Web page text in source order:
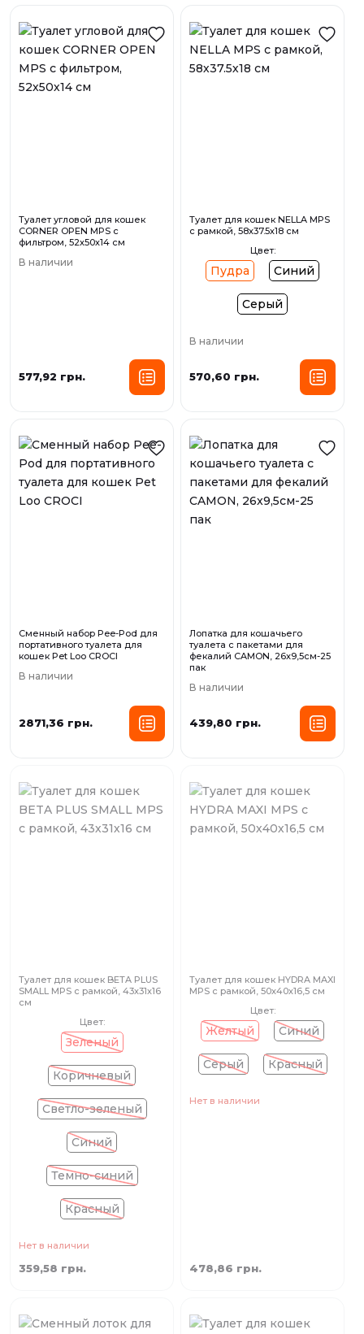
Туалет угловой для кошек
CORNER OPEN MPS с
фильтром, 52х50х14 см
В наличии
577,92 грн.
Туалет для кошек NELLA MPS
с рамкой, 58х37.5х18 см
Цвет:
Пудра Синий
Серый
В наличии
570,60 грн.
Сменный набор Pee-Pod для
портативного туалета для
кошек Pet Loo CROCI
В наличии
2871,36 грн.
Лопатка для кошачьего
туалета с пакетами для
фекалий CAMON, 26x9,5см-25
пак
В наличии
439,80 грн.
Туалет для кошек BETA PLUS
SMALL MPS с рамкой, 43х31х16
см
Цвет:
Зеленый
Коричневый
Светло-зеленый
Синий
Темно-синий
Красный
Нет в наличии
359,58 грн.
Туалет для кошек HYDRA MAXI
MPS с рамкой, 50х40х16,5 см
Цвет:
Желтый Синий
Серый Красный
Нет в наличии
478,86 грн.